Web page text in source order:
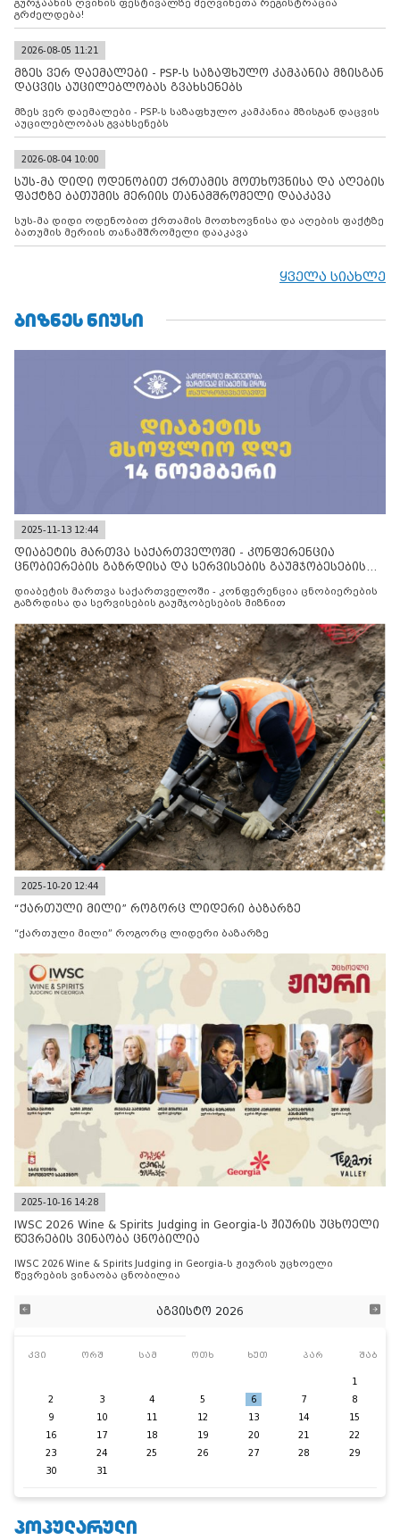
გურჯაანის ღვინის ფესტივალზე მეღვინეთა რეგისტრაცია
გრძელდება!
2026-08-05 11:21
მზეს ვერ დაემალები - PSP-ს საზაფხულო კამპანია მზისგან
დაცვის აუცილებლობას გვახსენებს
მზეს ვერ დაემალები - PSP-ს საზაფხულო კამპანია მზისგან დაცვის
აუცილებლობას გვახსენებს
2026-08-04 10:00
სუს-მა დიდი ოდენობით ქრთამის მოთხოვნისა და აღების
ფაქტზე ბათუმის მერიის თანამშრომელი დააკავა
სუს-მა დიდი ოდენობით ქრთამის მოთხოვნისა და აღების ფაქტზე
ბათუმის მერიის თანამშრომელი დააკავა
ყველა სიახლე
ᲑᲘᲖᲜᲔᲡ ᲜᲘᲣᲡᲘ
2025-11-13 12:44
დიაბეტის მართვა საქართველოში - კონფერენცია
ცნობიერების გაზრდისა და სერვისების გაუმჯობესების
დიაბეტის მართვა საქართველოში - კონფერენცია ცნობიერების
გაზრდისა და სერვისების გაუმჯობესების მიზნით
2025-10-20 12:44
“ქართული მილი” როგორც ლიდერი ბაზარზე
“ქართული მილი” როგორც ლიდერი ბაზარზე
2025-10-16 14:28
IWSC 2026 Wine & Spirits Judging in Georgia-ს ჟიურის უცხოელი
წევრების ვინაობა ცნობილია
IWSC 2026 Wine & Spirits Judging in Georgia-ს ჟიურის უცხოელი
წევრების ვინაობა ცნობილია
აგვისტო 2026
კვი ორშ სამ ოთხ ხუთ პარ შაბ
1
2
3 4 5 6 7
8
9
10 11 12 13 14
15
16
17 18 19 20 21
22
23
24 25 26 27 28
29
30
31
ᲞᲝᲞᲣᲚᲐᲠᲣᲚᲘ